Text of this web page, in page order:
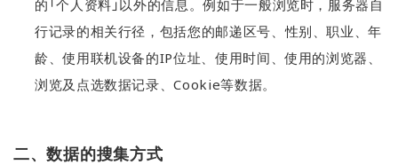
的「个人资料」以外的信息。例如于一般浏览时，服务器自
行记录的相关行径，包括您的邮递区号、性别、职业、年
龄、使用联机设备的IP位址、使用时间、使用的浏览器、
浏览及点选数据记录、Cookie等数据。
二、数据的搜集方式